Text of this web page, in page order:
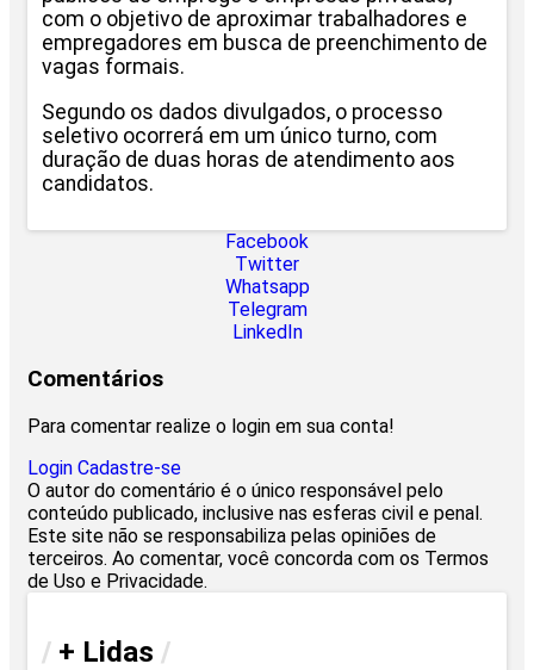
com o objetivo de aproximar trabalhadores e
empregadores em busca de preenchimento de
vagas formais.
Segundo os dados divulgados, o processo
seletivo ocorrerá em um único turno, com
duração de duas horas de atendimento aos
candidatos.
Facebook
Twitter
Whatsapp
Telegram
LinkedIn
Comentários
Para comentar realize o login em sua conta!
Login Cadastre-se
O autor do comentário é o único responsável pelo
conteúdo publicado, inclusive nas esferas civil e penal.
Este site não se responsabiliza pelas opiniões de
terceiros. Ao comentar, você concorda com os Termos
de Uso e Privacidade.
/ + Lidas /